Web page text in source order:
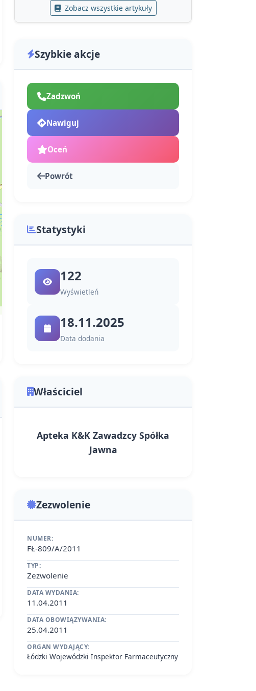
Zobacz wszystkie artykuły
Szybkie akcje
Zadzwoń
Nawiguj
Oceń
Powrót
Statystyki
122
Wyświetleń
18.11.2025
Data dodania
Właściciel
Apteka K&K Zawadzcy Spółka
Jawna
Zezwolenie
NUMER:
FŁ-809/A/2011
TYP:
Zezwolenie
DATA WYDANIA:
11.04.2011
DATA OBOWIĄZYWANIA:
25.04.2011
ORGAN WYDAJĄCY:
Łódzki Wojewódzki Inspektor Farmaceutyczny